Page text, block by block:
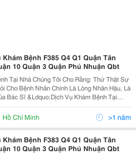
Khám Bệnh F385 Q4 Q1 Quận Tân
10 Quận 3 Quận Phú Nhuận Qbt
Tại Nhà Chúng Tôi Cho Rằng: Thứ Thật Sự
Cho Bệnh Nhân Chính Là Lòng Nhân Hậu, Là
Bác Sĩ &Ldquo;Dịch Vụ Khám Bệnh Tại
Nhằm Đáp Ứng Nhu Cầu Của Khách Hàng
Đến Bệnh Viện Do Sức Khỏe, Tuổi Tác,
Hồ Chí Minh >1 năm
Khám Bệnh F383 Q4 Q1 Quận Tân
10 Quận 3 Quận Phú Nhuận Qbt